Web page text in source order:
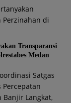
Transparansi
Medan